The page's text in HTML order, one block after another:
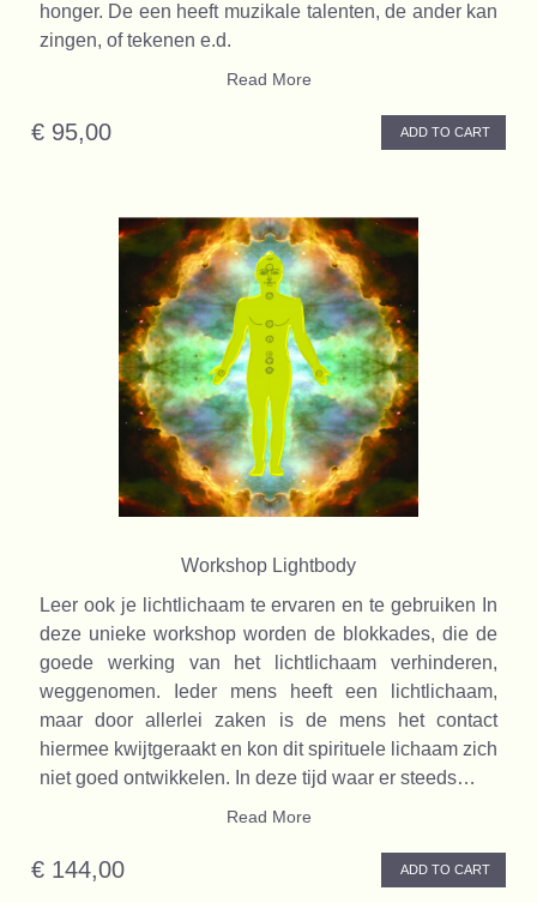
honger. De een heeft muzikale talenten, de ander kan
zingen, of tekenen e.d.
Read More
€ 95,00 ADD TO CART
Workshop Lightbody
Leer ook je lichtlichaam te ervaren en te gebruiken In
deze unieke workshop worden de blokkades, die de
goede werking van het lichtlichaam verhinderen,
weggenomen. Ieder mens heeft een lichtlichaam,
maar door allerlei zaken is de mens het contact
hiermee kwijtgeraakt en kon dit spirituele lichaam zich
niet goed ontwikkelen. In deze tijd waar er steeds…
Read More
€ 144,00 ADD TO CART